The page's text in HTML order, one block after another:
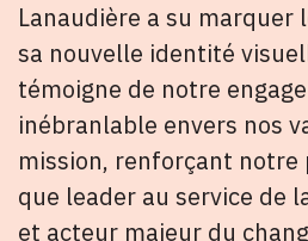
Lanaudière a su marquer
sa nouvelle identité
témoigne de notre
inébranlable envers nos
mission, renforçant
que leader au service de
et acteur majeur du